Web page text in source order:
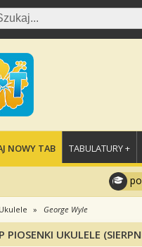
NOWY TAB TABULATURY +
George Wyle
PIOSENKI UKULELE